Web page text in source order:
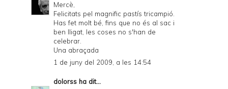
Mercè,
Felicitats pel magnific pastís tricampió.
Has fet molt bé, fins que no és al sac i
ben lligat, les coses no s'han de
celebrar.
Una abraçada
1 de juny del 2009, a les 14:54
dolorss ha dit...